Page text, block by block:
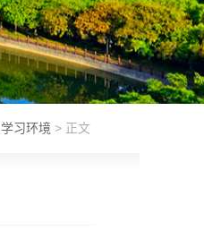
学习环境 > 正文